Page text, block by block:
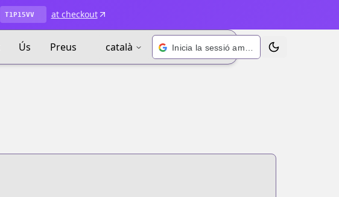
T1P15VV at checkout
Ús Preus català Alternar tema